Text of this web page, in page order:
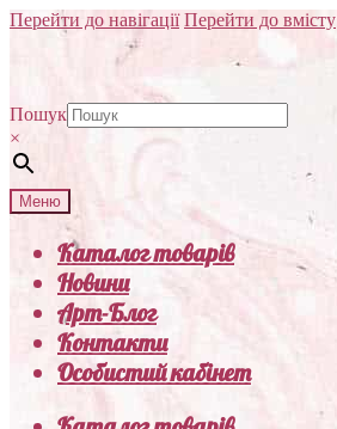
Перейти до навігації Перейти до вмісту
Пошук
×
Меню
Каталог товарів
Новини
Арт-Блог
Контакти
Особистий кабінет